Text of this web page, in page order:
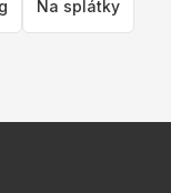
Na splátky